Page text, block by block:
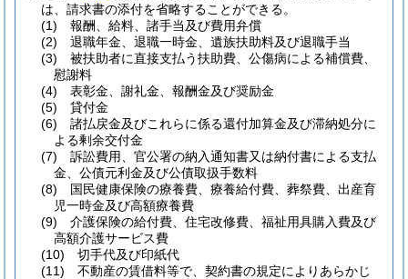
は、請求書の添付を省略することができる。
(1)
報酬、給料、諸手当及び費用弁償
(2)
退職年金、退職一時金、遺族扶助料及び退職手当
(3)
被扶助者に直接支払う扶助費、公傷病による補償費、
慰謝料
(4)
表彰金、謝礼金、報酬金及び奨励金
(5)
貸付金
(6)
諸払戻金及びこれらに係る還付加算金及び滞納処分に
よる剰余交付金
(7)
訴訟費用、官公署の納入通知書又は納付書による支払
金、公債元利金及び公債取扱手数料
(8)
国民健康保険の療養費、療養給付費、葬祭費、出産育
児一時金及び高額療養費
(9)
介護保険の給付費、住宅改修費、福祉用具購入費及び
高額介護サービス費
(10)
切手代及び印紙代
(11)
不動産の賃借料等で、契約書の規定によりあらかじ